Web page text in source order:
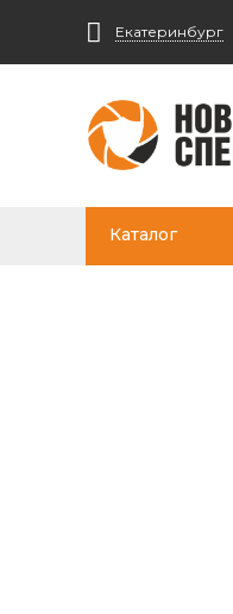
Екатеринбург
Каталог